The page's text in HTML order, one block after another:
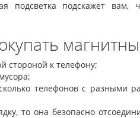
подсветка подскажет
стороной к телефону;
телефонов с
то она безопасно